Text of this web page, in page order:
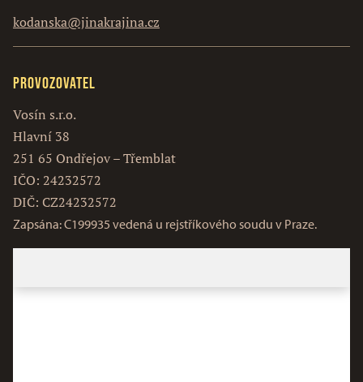
kodanska@jinakrajina.cz
Provozovatel
Vosín s.r.o.
Hlavní 38
251 65 Ondřejov – Třemblat
IČO: 24232572
DIČ: CZ24232572
Zapsána: C199935 vedená u rejstříkového soudu v Praze.